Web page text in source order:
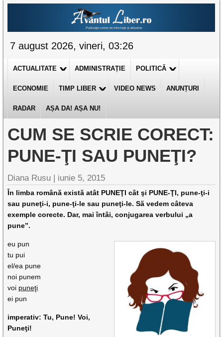
7 august 2026, vineri, 03:26
ACTUALITATE ADMINISTRAȚIE POLITICĂ
ECONOMIE TIMP LIBER VIDEO NEWS ANUNȚURI
RADAR AȘA DA! AȘA NU!
CUM SE SCRIE CORECT:
PUNE-ŢI SAU PUNEŢI?
Diana Rusu | iunie 5, 2015
În limba română există atât PUNEŢI cât şi PUNE-ŢI, pune-ţi-i
sau puneţi-i, pune-ţi-le sau puneţi-le. Să vedem câteva
exemple corecte. Dar, mai întâi, conjugarea verbului „a
pune”.
eu pun
tu pui
el/ea pune
noi punem
voi puneţi
ei pun
imperativ: Tu, Pune! Voi,
Puneţi!